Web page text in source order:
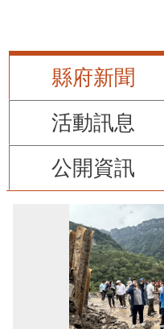
縣府新聞
活動訊息
公開資訊